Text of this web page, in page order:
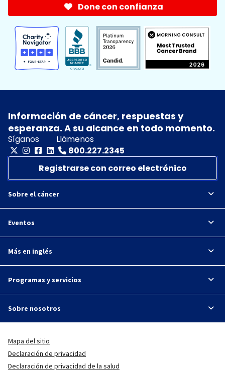
Done con confianza
Información de cáncer, respuestas y
esperanza. A su alcance en todo momento.
Síganos
Llámenos
800.227.2345
Registrarse con correo electrónico
Sobre el cáncer
Eventos
Más en inglés
Programas y servicios
Sobre nosotros
Mapa del sitio
Declaración de privacidad
Declaración de privacidad de la salud